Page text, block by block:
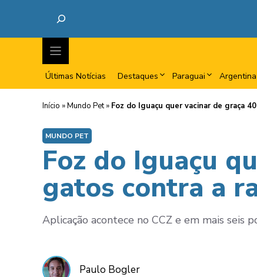
Últimas Notícias Destaques Paraguai Argentina
Início »Mundo Pet» Foz do Iguaçu quer vacinar de graça
MUNDO PET
Foz do Iguaçu
gatos contra a
Aplicação acontece no CCZ e em mais seis
Paulo Bogler